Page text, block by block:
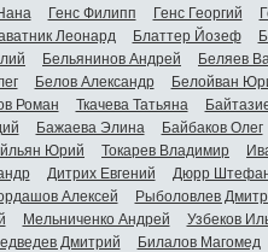
Генс Филипп Генс Георгий
Леонард Блаттер Йозеф
Бельянинов Андрей Беляев
Белов Александр Белойван
Роман Ткачева Татьяна
Бажаева Элина Байбаков Олег
Юрий Токарев Владимир
Дитрих Евгений Дюрр
Алексей Рыболовлев
Мельниченко Андрей Узбеков
Дмитрий Билалов Магомед